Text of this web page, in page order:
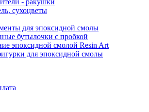
сухоцветы
для эпоксидной смолы
бутылочки с пробкой
эпоксидной смолой Resin Art
для эпоксидной смолы